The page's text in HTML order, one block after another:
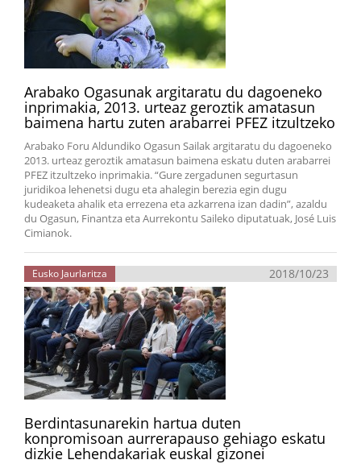
Arabako Ogasunak argitaratu du dagoeneko
inprimakia, 2013. urteaz geroztik amatasun
baimena hartu zuten arabarrei PFEZ itzultzeko
Arabako Foru Aldundiko Ogasun Sailak argitaratu du dagoeneko
2013. urteaz geroztik amatasun baimena eskatu duten arabarrei
PFEZ itzultzeko inprimakia. “Gure zergadunen segurtasun
juridikoa lehenetsi dugu eta ahalegin berezia egin dugu
kudeaketa ahalik eta errezena eta azkarrena izan dadin”, azaldu
du Ogasun, Finantza eta Aurrekontu Saileko diputatuak, José Luis
Cimianok.
Eusko Jaurlaritza 2018/10/23
Berdintasunarekin hartua duten
konpromisoan aurrerapauso gehiago eskatu
dizkie Lehendakariak euskal gizonei